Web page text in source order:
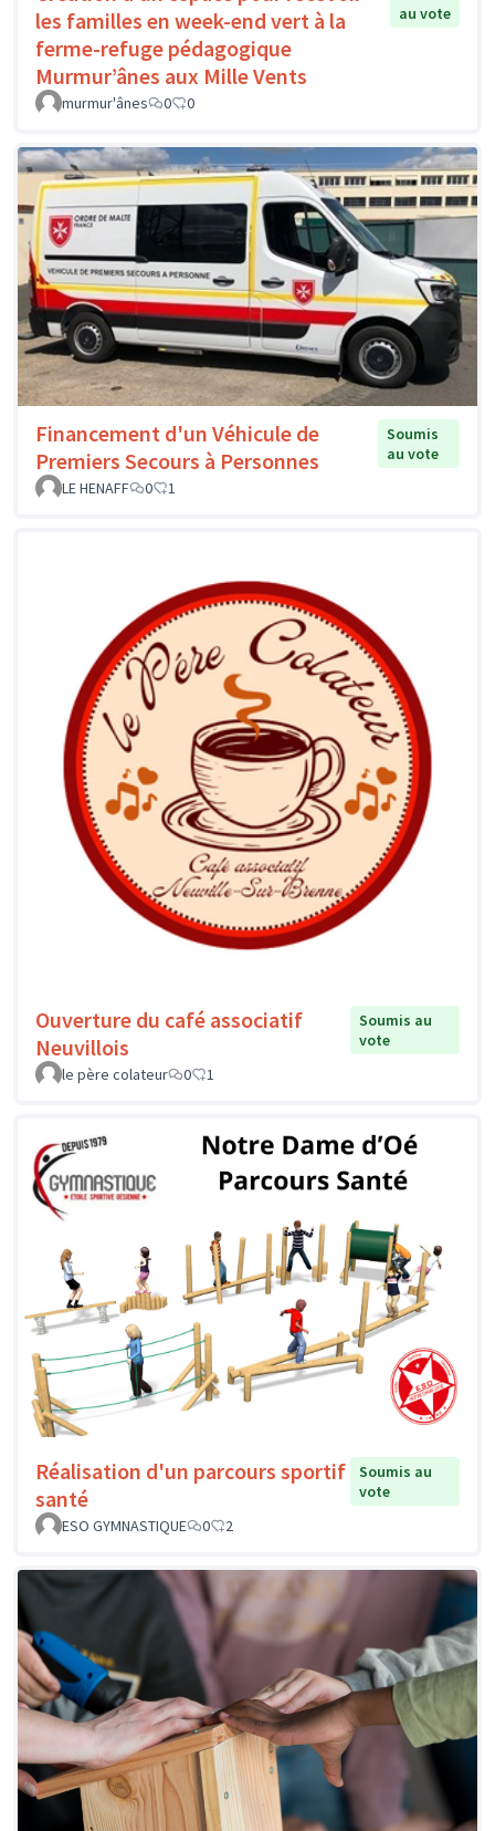
les familles en week-end vert à la
ferme-refuge pédagogique
Murmur’ânes aux Mille Vents
au vote
murmur'ânes 0 0
Financement d'un Véhicule de
Premiers Secours à Personnes
Soumis
au vote
LE HENAFF
0 1
Ouverture du café associatif
Neuvillois
Soumis au
vote
le père colateur
0 1
Réalisation d'un parcours sportif
santé
Soumis au
vote
ESO GYMNASTIQUE
0 2